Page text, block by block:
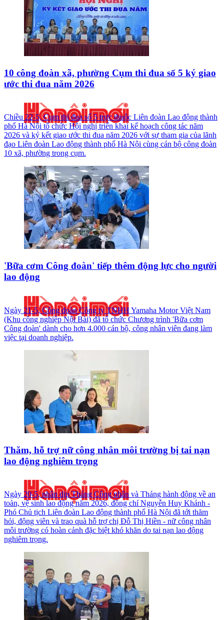
10 công đoàn xã, phường Cụm thi đua số 5 ký giao
ước thi đua năm 2026
Chiều 22-5, Cụm thi đua số 5 trực thuộc Liên đoàn Lao động thành
phố Hà Nội tổ chức Hội nghị triển khai kế hoạch công tác năm
2026 và ký kết giao ước thi đua năm 2026 với sự tham gia của lãnh
đạo Liên đoàn Lao động thành phố Hà Nội cùng cán bộ công đoàn
10 xã, phường trong cụm.
'Bữa cơm Công đoàn' tiếp thêm động lực cho người
lao động
Ngày 21-5, Công đoàn Công ty TNHH Yamaha Motor Việt Nam
(Khu công nghiệp Nội Bài) đã tổ chức Chương trình 'Bữa cơm
Công đoàn' dành cho hơn 4.000 cán bộ, công nhân viên đang làm
việc tại doanh nghiệp.
Thăm, hỗ trợ nữ công nhân môi trường bị tai nạn
lao động nghiêm trọng
Ngày 20-5, nhân dịp Tháng Công nhân và Tháng hành động về an
toàn, vệ sinh lao động năm 2026, đồng chí Nguyễn Huy Khánh -
Phó Chủ tịch Liên đoàn Lao động thành phố Hà Nội đã tới thăm
hỏi, động viên và trao quà hỗ trợ chị Đỗ Thị Hiền - nữ công nhân
môi trường có hoàn cảnh đặc biệt khó khăn do tai nạn lao động
nghiêm trọng.